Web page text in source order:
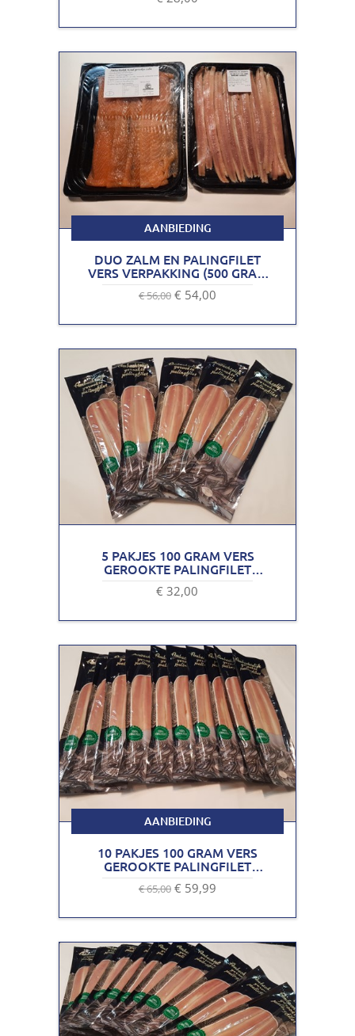
AANBIEDING
DUO ZALM EN PALINGFILET
VERS VERPAKKING (500 GRAM
ZALM & 500 GRAM
PALINGFILET)
€ 56,00€ 54,00
5 PAKJES 100 GRAM VERS
GEROOKTE PALINGFILET
VACUÜM VERPAKKING
€ 32,00
AANBIEDING
10 PAKJES 100 GRAM VERS
GEROOKTE PALINGFILET
VACUÜM VERPAKKING
€ 65,00€ 59,99